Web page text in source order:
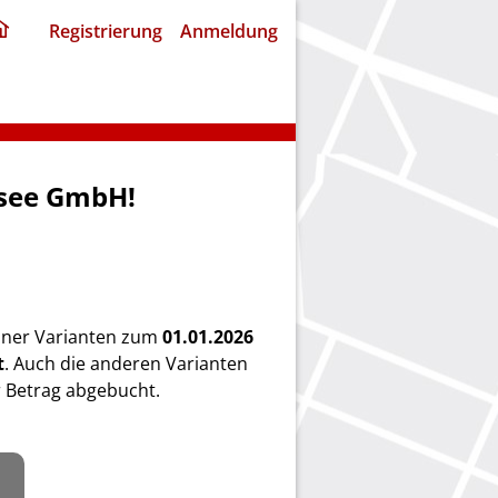
Registrierung Anmeldung
GmbH!
Varianten zum 01.01.2026
. Auch die anderen Varianten
abgebucht.